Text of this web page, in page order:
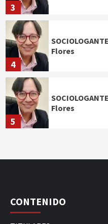
3
4
Flores
5
Flores
CONTENIDO